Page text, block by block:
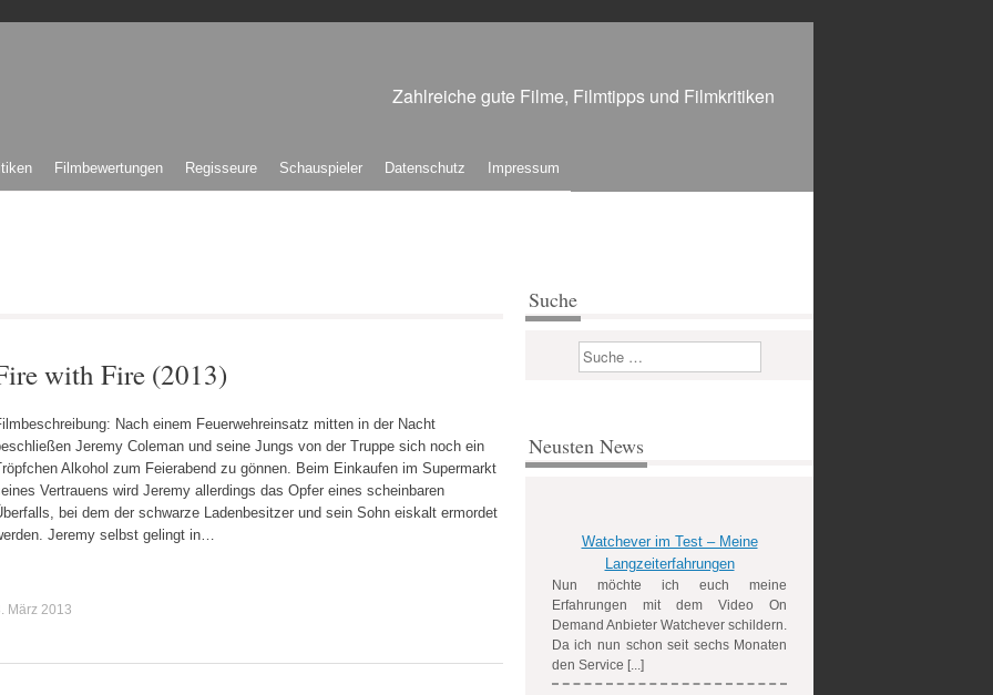
Zahlreiche gute Filme, Filmtipps und Filmkritiken
Filmbewertungen Regisseure Schauspieler Datenschutz Impressum
with Fire (2013)
Nach einem Feuerwehreinsatz mitten in der Nacht
Jeremy Coleman und seine Jungs von der Truppe sich noch ein
Alkohol zum Feierabend zu gönnen. Beim Einkaufen im Supermarkt
Vertrauens wird Jeremy allerdings das Opfer eines scheinbaren
bei dem der schwarze Ladenbesitzer und sein Sohn eiskalt ermordet
Jeremy selbst gelingt in…
März 2013
Suche
Suchen
Neusten News
Watchever im Test – Meine
Langzeiterfahrungen
Nun möchte ich euch meine
Erfahrungen mit dem Video On
Demand Anbieter Watchever schildern.
Da ich nun schon seit sechs Monaten
den Service [...]